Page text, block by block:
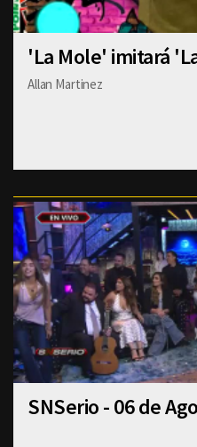
'La Mole' imitará
Allan Martinez
SNSerio - 06 de